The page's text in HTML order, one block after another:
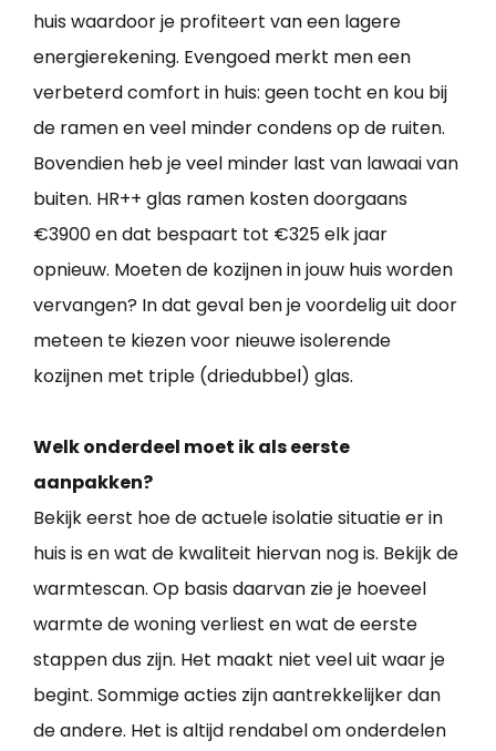
huis waardoor je profiteert van een lagere
energierekening. Evengoed merkt men een
verbeterd comfort in huis: geen tocht en kou bij
de ramen en veel minder condens op de ruiten.
Bovendien heb je veel minder last van lawaai van
buiten. HR++ glas ramen kosten doorgaans
€3900 en dat bespaart tot €325 elk jaar
opnieuw. Moeten de kozijnen in jouw huis worden
vervangen? In dat geval ben je voordelig uit door
meteen te kiezen voor nieuwe isolerende
kozijnen met triple (driedubbel) glas.
Welk onderdeel moet ik als eerste
aanpakken?
Bekijk eerst hoe de actuele isolatie situatie er in
huis is en wat de kwaliteit hiervan nog is. Bekijk de
warmtescan. Op basis daarvan zie je hoeveel
warmte de woning verliest en wat de eerste
stappen dus zijn. Het maakt niet veel uit waar je
begint. Sommige acties zijn aantrekkelijker dan
de andere. Het is altijd rendabel om onderdelen